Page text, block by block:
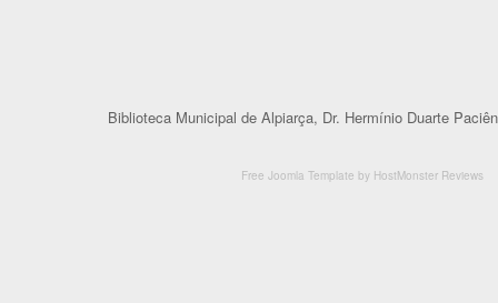
Free Joomla Template by HostMonster Reviews
Biblioteca Municipal de Alpiarça, Dr. Hermínio Duarte